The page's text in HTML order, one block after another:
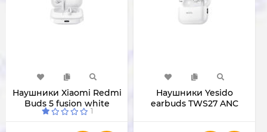
Наушники Xiaomi Redmi
Buds 5 fusion white
1
Наушники Yesido
earbuds TWS27 ANC